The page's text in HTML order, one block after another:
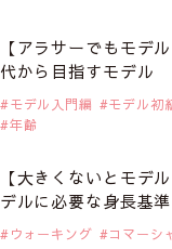
【アラサーでもモデ
代から目指すモデル
モデル入門編 モデル初
年齢
【大きくないとモデ
デルに必要な身長基
ウォーキング
コマーシ